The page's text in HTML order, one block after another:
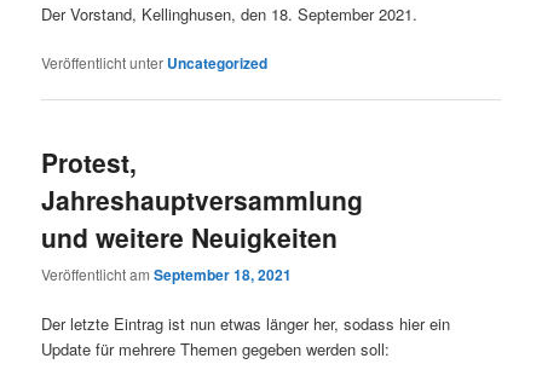
Der Vorstand, Kellinghusen, den 18. September 2021.
Veröffentlicht unter Uncategorized
Protest,
Jahreshauptversammlung
und weitere Neuigkeiten
Veröffentlicht amSeptember 18, 2021
Der letzte Eintrag ist nun etwas länger her, sodass hier ein
Update für mehrere Themen gegeben werden soll: